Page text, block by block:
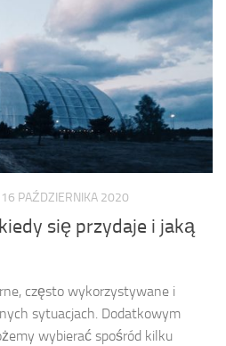
16 PAŹDZIERNIKA 2020
się przydaje i jaką
często wykorzystywane i
sytuacjach. Dodatkowym
wybierać spośród kilku